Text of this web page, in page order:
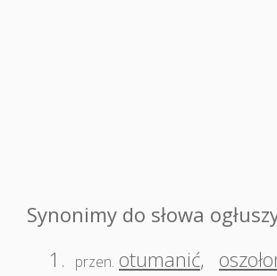
Synonimy do słowa
1.
przen. otumanić,